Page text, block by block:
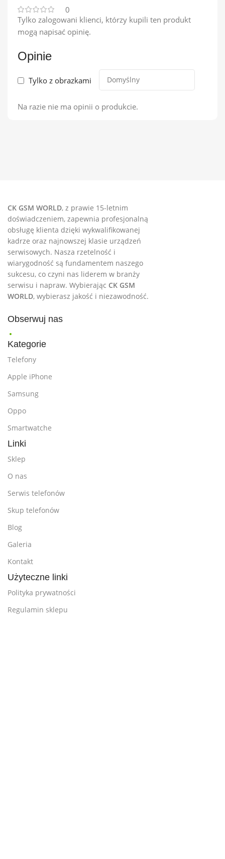
0
Opinie
Tylko z obrazkami
Na razie nie ma opinii o produkcie.
Tylko zalogowani klienci, którzy kupili ten produkt
mogą napisać opinię.
CK GSM WORLD, z prawie 15-letnim
doświadczeniem, zapewnia profesjonalną
obsługę klienta dzięki wykwalifikowanej
kadrze oraz najnowszej klasie urządzeń
serwisowych. Nasza rzetelność i
wiarygodność są fundamentem naszego
sukcesu, co czyni nas liderem w branży
serwisu i napraw. Wybierając CK GSM
WORLD, wybierasz jakość i niezawodność.
Obserwuj nas
Kategorie
Telefony
Apple iPhone
Samsung
Oppo
Smartwatche
Linki
Sklep
O nas
Serwis telefonów
Skup telefonów
Blog
Galeria
Kontakt
Użyteczne linki
Polityka prywatności
Regulamin sklepu